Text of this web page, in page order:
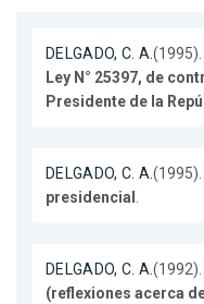
DELGADO, C. A.(1995).
Ley N° 25397, de
Presidente de la
DELGADO, C. A.(1995).
presidencial .
DELGADO, C. A.(1992).
(reflexiones acerca